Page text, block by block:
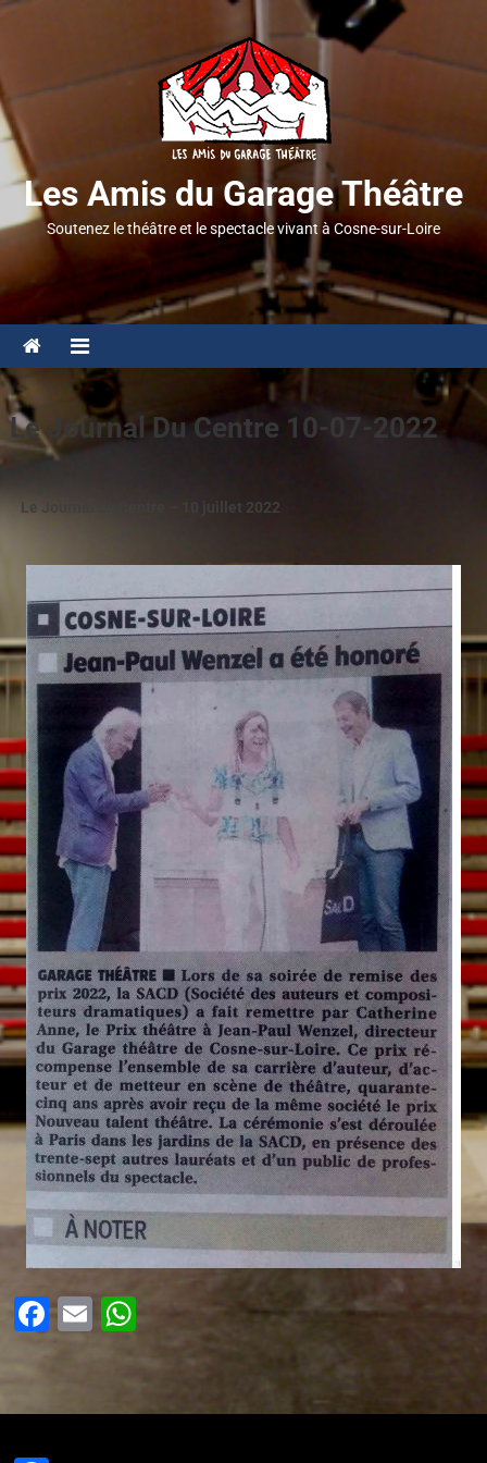
Les Amis du Garage Théâtre
Soutenez le théâtre et le spectacle vivant à Cosne-sur-Loire
Le Journal Du Centre 10-07-2022
Le Journal du Centre – 10 juillet 2022
Facebook
EmailWhatsApp